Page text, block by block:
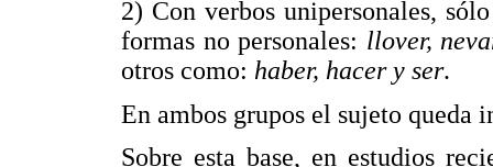
2) Con verbos unipersonales,
formas no personales: llover,
otros como: haber, hacer y ser.
En ambos grupos el sujeto queda
Sobre esta base, en estudios